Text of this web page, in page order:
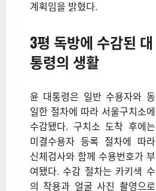
주장했다.
치적 음모의 산물”이라며 헌법
재판소에 긴급 심판을 청구할
계획임을 밝혔다.
3평 독방에 수감된 대
통령의 생활